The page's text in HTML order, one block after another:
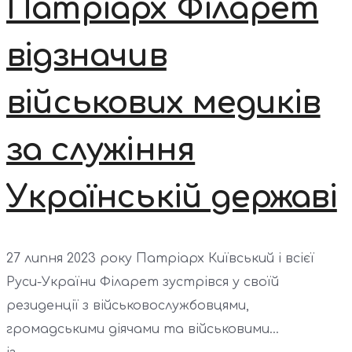
Патріарх Філарет
відзначив
військових медиків
за служіння
Українській державі
27 липня 2023 року Патріарх Київський і всієї
Руси-України Філарет зустрівся у своїй
резиденції з військовослужбовцями,
громадськими діячами та військовими...